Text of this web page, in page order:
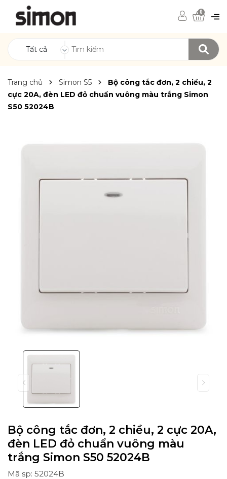
Tất cả
0
Trang chủ Simon S5
Bộ công tắc đơn, 2 chiều, 2
cực 20A, đèn LED đỏ chuẩn vuông màu trắng Simon
S50 52024B
Bộ công tắc đơn, 2 chiều, 2 cực 20A,
đèn LED đỏ chuẩn vuông màu
trắng Simon S50 52024B
Mã sp: 52024B